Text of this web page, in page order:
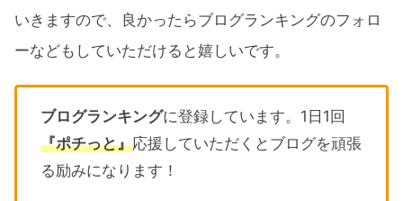
いきますので、良かったらブログランキングのフォロ
ーなどもしていただけると嬉しいです。
ブログランキングに登録しています。1日1回
『ポチっと』応援していただくとブログを頑張
る励みになります！